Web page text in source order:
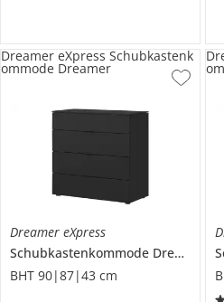
Dreamer eXpress
Schubkastenkommode Dreamer
BHT 90|87|43 cm
Dreamer eXpress Schubkastenk
ommode Dreamer